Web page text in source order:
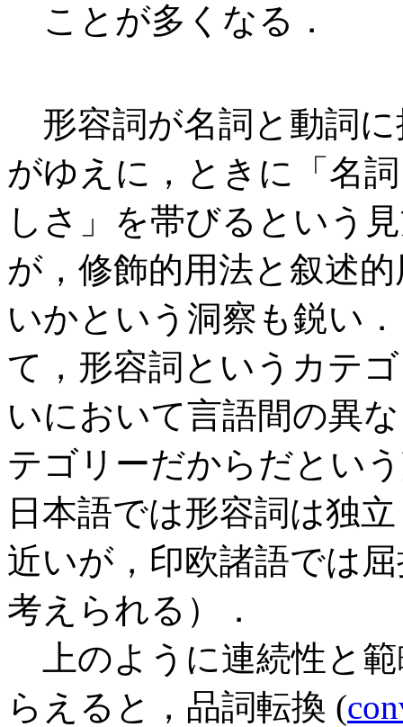
ことが多くなる．
形容詞が名詞と動詞
がゆえに，ときに「名
しさ」を帯びるという
が，修飾的用法と叙述
いかという洞察も鋭い
て，形容詞というカテ
いにおいて言語間の異
テゴリーだからだとい
日本語では形容詞は独
近いが，印欧諸語では
考えられる）．
上のように連続性と
らえると，品詞転換 (